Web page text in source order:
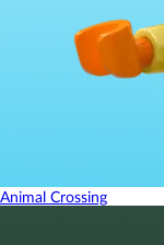
Animal Crossing